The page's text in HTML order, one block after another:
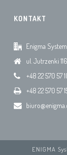
KONTAKT
Enigma
ul. Jutrzenki
+48 22 570 57
+48 22 570 57
ENIGMA